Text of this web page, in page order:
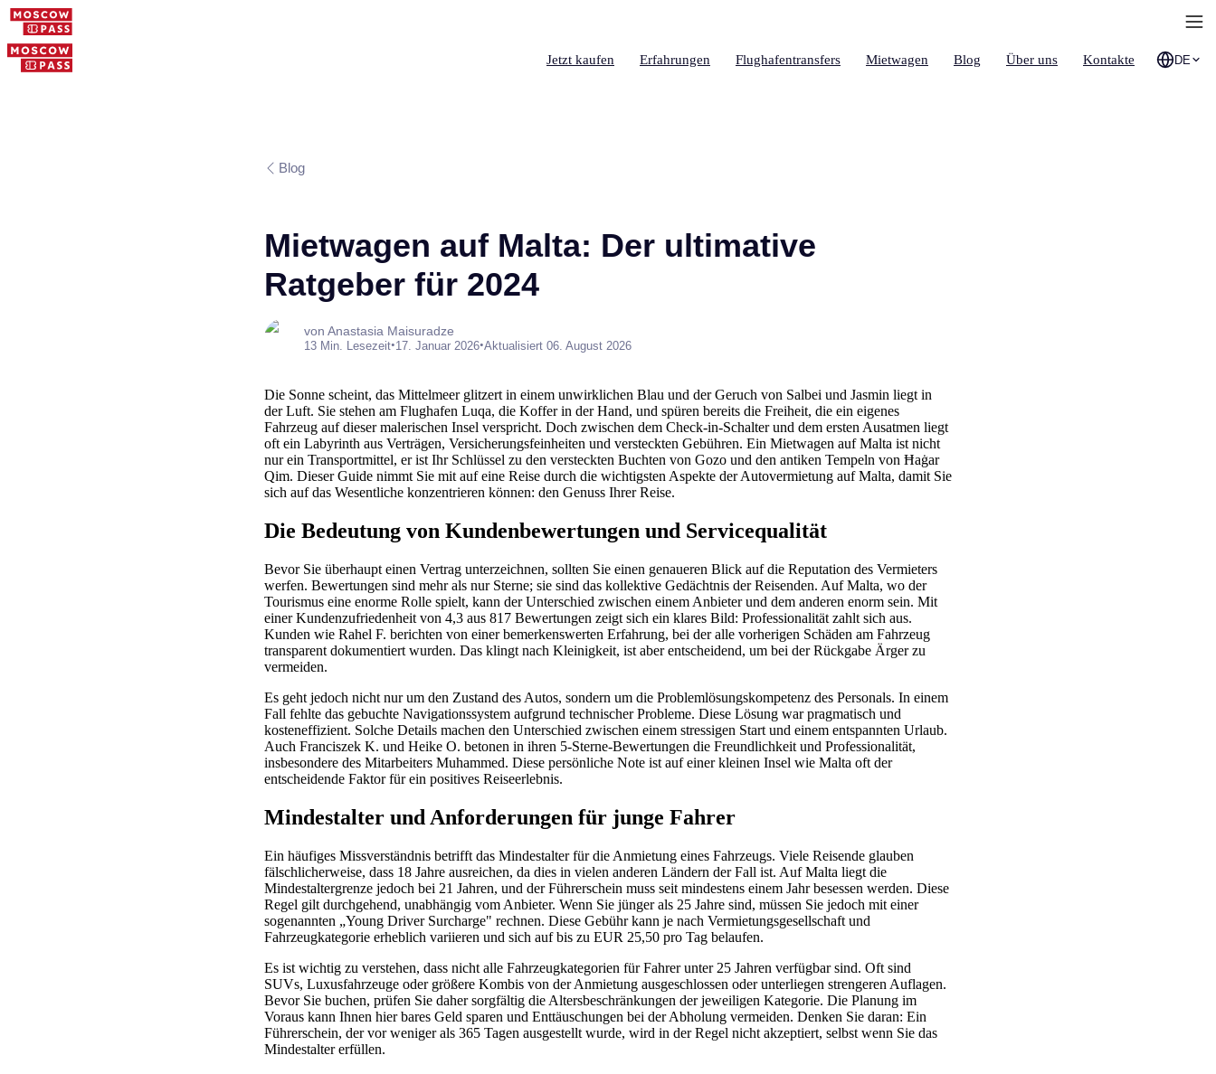
Jetzt kaufen Erfahrungen Flughafentransfers Mietwagen Blog Über uns Kontakte DE
Blog
Mietwagen auf Malta: Der ultimative
Ratgeber für 2024
von Anastasia Maisuradze
13 Min. Lesezeit•17. Januar 2026•Aktualisiert 06. August 2026
Die Sonne scheint, das Mittelmeer glitzert in einem unwirklichen Blau und der Geruch von Salbei und Jasmin liegt in
der Luft. Sie stehen am Flughafen Luqa, die Koffer in der Hand, und spüren bereits die Freiheit, die ein eigenes
Fahrzeug auf dieser malerischen Insel verspricht. Doch zwischen dem Check-in-Schalter und dem ersten Ausatmen liegt
oft ein Labyrinth aus Verträgen, Versicherungsfeinheiten und versteckten Gebühren. Ein Mietwagen auf Malta ist nicht
nur ein Transportmittel, er ist Ihr Schlüssel zu den versteckten Buchten von Gozo und den antiken Tempeln von Ħaġar
Qim. Dieser Guide nimmt Sie mit auf eine Reise durch die wichtigsten Aspekte der Autovermietung auf Malta, damit Sie
sich auf das Wesentliche konzentrieren können: den Genuss Ihrer Reise.
Die Bedeutung von Kundenbewertungen und Servicequalität
Bevor Sie überhaupt einen Vertrag unterzeichnen, sollten Sie einen genaueren Blick auf die Reputation des Vermieters
werfen. Bewertungen sind mehr als nur Sterne; sie sind das kollektive Gedächtnis der Reisenden. Auf Malta, wo der
Tourismus eine enorme Rolle spielt, kann der Unterschied zwischen einem Anbieter und dem anderen enorm sein. Mit
einer Kundenzufriedenheit von 4,3 aus 817 Bewertungen zeigt sich ein klares Bild: Professionalität zahlt sich aus.
Kunden wie Rahel F. berichten von einer bemerkenswerten Erfahrung, bei der alle vorherigen Schäden am Fahrzeug
transparent dokumentiert wurden. Das klingt nach Kleinigkeit, ist aber entscheidend, um bei der Rückgabe Ärger zu
vermeiden.
Es geht jedoch nicht nur um den Zustand des Autos, sondern um die Problemlösungskompetenz des Personals. In einem
Fall fehlte das gebuchte Navigationssystem aufgrund technischer Probleme. Diese Lösung war pragmatisch und
kosteneffizient. Solche Details machen den Unterschied zwischen einem stressigen Start und einem entspannten Urlaub.
Auch Franciszek K. und Heike O. betonen in ihren 5-Sterne-Bewertungen die Freundlichkeit und Professionalität,
insbesondere des Mitarbeiters Muhammed. Diese persönliche Note ist auf einer kleinen Insel wie Malta oft der
entscheidende Faktor für ein positives Reiseerlebnis.
Mindestalter und Anforderungen für junge Fahrer
Ein häufiges Missverständnis betrifft das Mindestalter für die Anmietung eines Fahrzeugs. Viele Reisende glauben
fälschlicherweise, dass 18 Jahre ausreichen, da dies in vielen anderen Ländern der Fall ist. Auf Malta liegt die
Mindestaltergrenze jedoch bei 21 Jahren, und der Führerschein muss seit mindestens einem Jahr besessen werden. Diese
Regel gilt durchgehend, unabhängig vom Anbieter. Wenn Sie jünger als 25 Jahre sind, müssen Sie jedoch mit einer
sogenannten „Young Driver Surcharge" rechnen. Diese Gebühr kann je nach Vermietungsgesellschaft und
Fahrzeugkategorie erheblich variieren und sich auf bis zu EUR 25,50 pro Tag belaufen.
Es ist wichtig zu verstehen, dass nicht alle Fahrzeugkategorien für Fahrer unter 25 Jahren verfügbar sind. Oft sind
SUVs, Luxusfahrzeuge oder größere Kombis von der Anmietung ausgeschlossen oder unterliegen strengeren Auflagen.
Bevor Sie buchen, prüfen Sie daher sorgfältig die Altersbeschränkungen der jeweiligen Kategorie. Die Planung im
Voraus kann Ihnen hier bares Geld sparen und Enttäuschungen bei der Abholung vermeiden. Denken Sie daran: Ein
Führerschein, der vor weniger als 365 Tagen ausgestellt wurde, wird in der Regel nicht akzeptiert, selbst wenn Sie das
Mindestalter erfüllen.